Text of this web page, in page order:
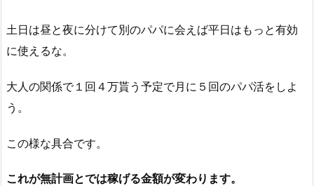
土日は昼と夜に分けて別のパパに会えば平日はもっと有効
に使えるな。
大人の関係で１回４万貰う予定で月に５回のパパ活をしよ
う。
この様な具合です。
これが無計画とでは稼げる金額が変わります。